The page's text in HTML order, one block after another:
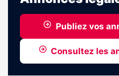
Publiez vos
Consultez les